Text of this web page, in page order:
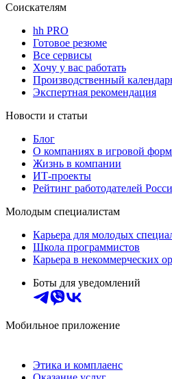
Соискателям
hh PRO
Готовое резюме
Все сервисы
Хочу у вас работать
Производственный
Экспертная рекомендация
Новости и статьи
Блог
О компаниях в игровой
Жизнь в компании
ИТ-проекты
Рейтинг работодателей
Молодым специалистам
Карьера для молодых
Школа программистов
Карьера в некоммерческих
Боты для уведомлений
Мобильное приложение
Этика и комплаенс